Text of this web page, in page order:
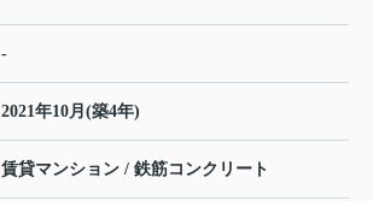
-
2021年10月(築4年)
賃貸マンション / 鉄筋コンクリート